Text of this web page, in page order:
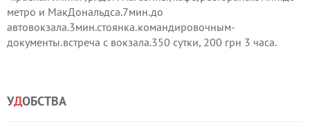
метро и МакДональдса.7мин.до
автовокзала.3мин.стоянка.командировочным-
документы.встреча с вокзала.350 сутки, 200 грн 3 часа.
УДОБСТВА